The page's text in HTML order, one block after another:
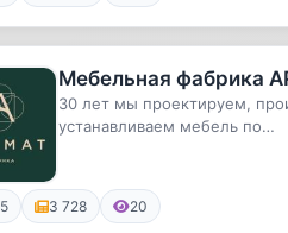
Мебельная фабрика
30 лет мы проектируем,
устанавливаем мебель по
3 728 20